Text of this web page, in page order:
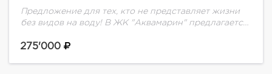
Предложение для тех, кто не представляет жизни
без видов на воду! В ЖК "Аквамарин" предлагается
авторскому проекту 180 кв.м. Потрясающий вид...
275'000